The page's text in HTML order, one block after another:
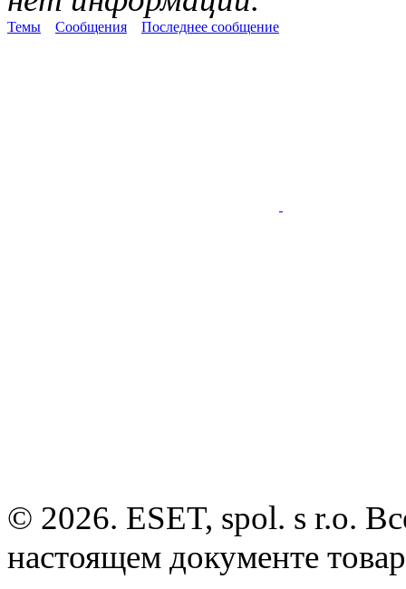
Темы Сообщения Последнее сообщение
© 2026. ESET, spol. s r.o.
настоящем документе